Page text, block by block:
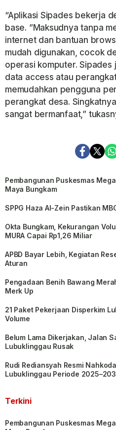
“Aplikasi Sipades bekerja
base. ”Maksudnya tanpa
internet dan bantuan
mudah digunakan, cocok
operasi komputer. Sipades
data access atau
memudahkan pengguna
perangkat desa.
sangat bermanfaat,”
Pembangunan Puskesmas
Maya Bungkam
SPPG Haza Al-Zein Pastikan
Okta Bungkam, Kekurangan
MURA Capai Rp1,26 Miliar
APBD Bayar Lebih, Kegiatan
Aturan
Pengadaan Benih Bawang
Merk Up
21 Paket Pekerjaan Disperkim
Volume
Belum Lama Dikerjakan, Jalan
Lubuklinggau Rusak
Rudi Rediansyah Resmi
Lubuklinggau Periode
Terkini
Pembangunan Puskesmas